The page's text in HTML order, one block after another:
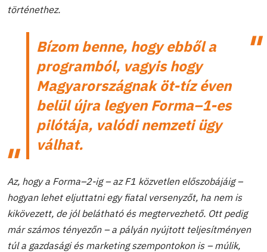
történethez.
Bízom benne, hogy ebből a
programból, vagyis hogy
Magyarországnak öt-tíz éven
belül újra legyen Forma–1-es
pilótája, valódi nemzeti ügy
válhat.
Az, hogy a Forma–2-ig – az F1 közvetlen előszobájáig –
hogyan lehet eljuttatni egy fiatal versenyzőt, ha nem is
kikövezett, de jól belátható és megtervezhető. Ott pedig
már számos tényezőn – a pályán nyújtott teljesítményen
túl a gazdasági és marketing szempontokon is – múlik,